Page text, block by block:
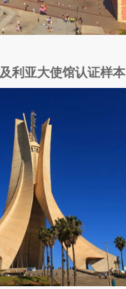
利亚大使馆认证样本